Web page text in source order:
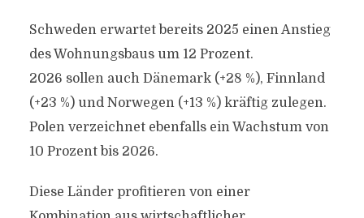
Schweden erwartet bereits 2025 einen Anstieg
des Wohnungsbaus um 12 Prozent.
2026 sollen auch Dänemark (+28 %), Finnland
(+23 %) und Norwegen (+13 %) kräftig zulegen.
Polen verzeichnet ebenfalls ein Wachstum von
10 Prozent bis 2026.
Diese Länder profitieren von einer